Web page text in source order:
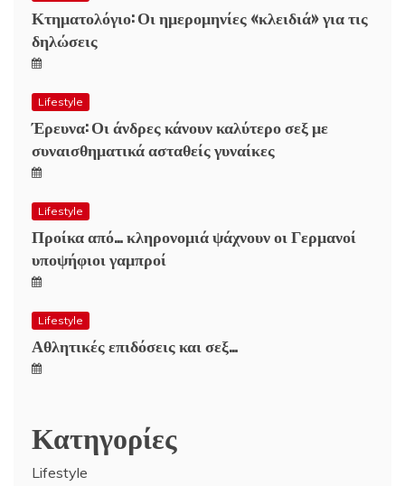
Κτηματολόγιο: Οι ημερομηνίες «κλειδιά» για τις
δηλώσεις
Lifestyle
Έρευνα: Οι άνδρες κάνουν καλύτερο σεξ με
συναισθηματικά ασταθείς γυναίκες
Lifestyle
Προίκα από… κληρονομιά ψάχνουν οι Γερμανοί
υποψήφιοι γαμπροί
Lifestyle
Αθλητικές επιδόσεις και σεξ…
Κατηγορίες
Lifestyle